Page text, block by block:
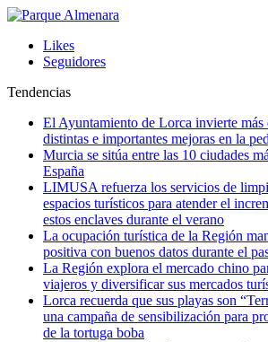
Likes
Seguidores
Tendencias
El Ayuntamiento de Lorca invierte más
distintas e importantes mejoras en la
Murcia se sitúa entre las 10 ciudades
España
LIMUSA refuerza los servicios de
espacios turísticos para atender el
estos enclaves durante el verano
La ocupación turística de la Región
positiva con buenos datos durante el
La Región explora el mercado chino
viajeros y diversificar sus mercados
Lorca recuerda que sus playas son
una campaña de sensibilización para
de la tortuga boba